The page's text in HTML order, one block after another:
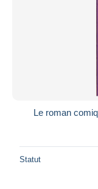
Le roman
Statut